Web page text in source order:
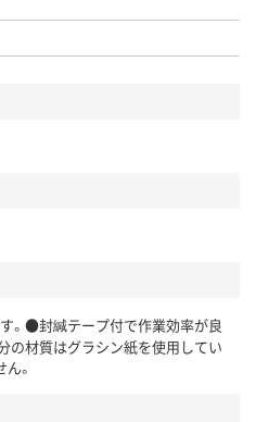
。●封緘テープ付で作業効率が良
の材質はグラシン紙を使用してい
。